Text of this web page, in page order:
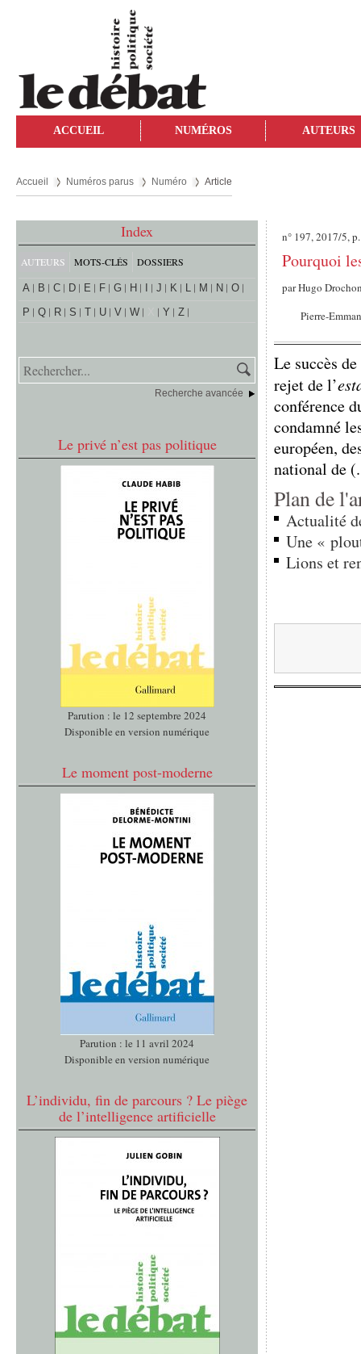
ACCUEIL NUMÉROS AUTEURS
Accueil Numéros parus Numéro Article
Index
AUTEURS MOTS-CLÉS DOSSIERS
A B C D E F G H J K L M N
O
P
Q R S T U V W Y Z
Recherche avancée
Le privé n’est pas politique
Parution : le 12 septembre 2024
Disponible en version numérique
Le moment post-moderne
Parution : le 11 avril 2024
Disponible en version numérique
L’individu, fin de parcours ? Le piège
de l’intelligence artificielle
n° 197, 2017/5,
Pourquoi
parHugo
Pierre-
Le succès
rejet de l’
conférence
condamné
européen,
national de
Plan de
Actualité
Une «
Lions et